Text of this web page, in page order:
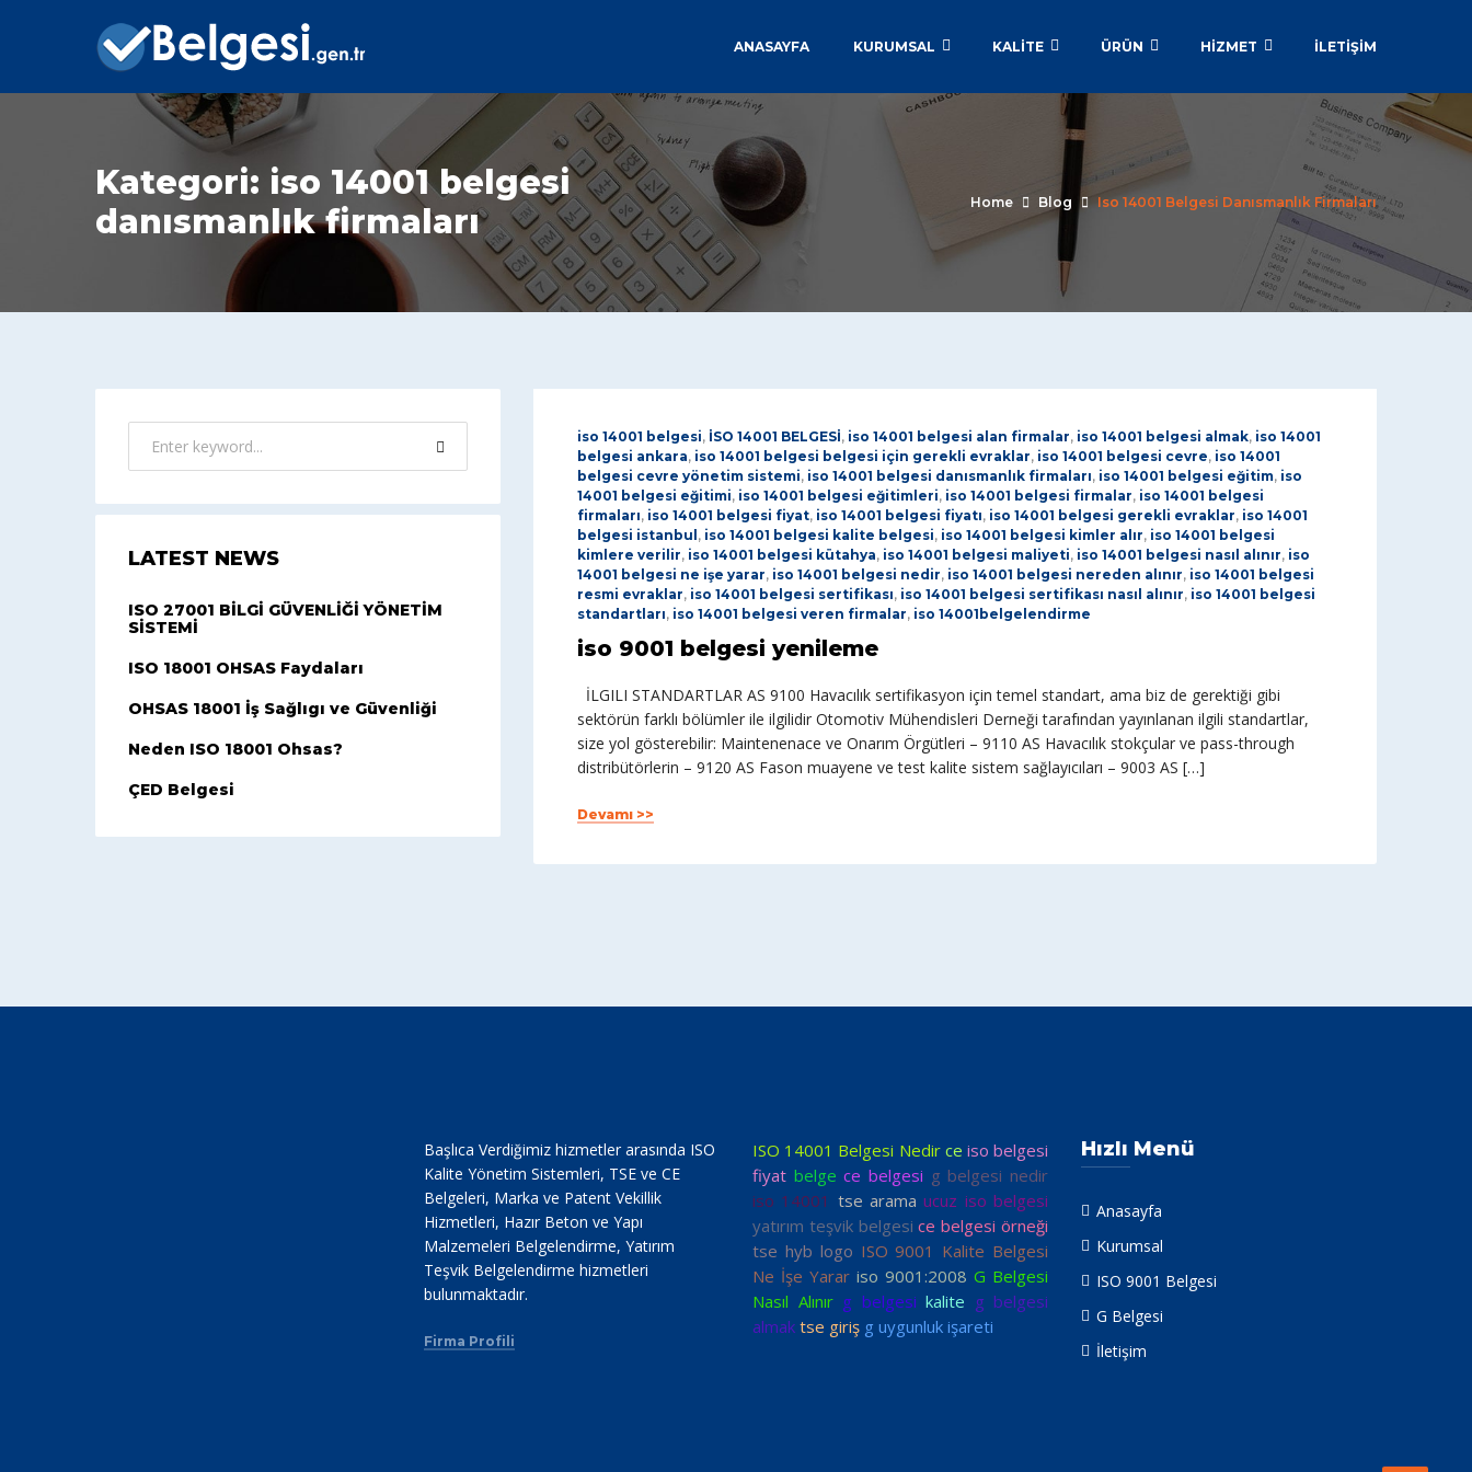
ANASAYFA KURUMSAL KALİTE ÜRÜN HİZMET İLETIŞIM
Kategori: iso 14001 belgesi
danısmanlık firmaları
Home Blog Iso 14001 Belgesi Danısmanlık Firmaları
iso 14001 belgesi, İSO 14001 BELGESİ, iso 14001 belgesi alan firmalar, iso 14001 belgesi almak, iso 14001
belgesi ankara, iso 14001 belgesi belgesi için gerekli evraklar, iso 14001 belgesi cevre, iso 14001
belgesi cevre yönetim sistemi, iso 14001 belgesi danısmanlık firmaları, iso 14001 belgesi eğitim, iso
14001 belgesi eğitimi, iso 14001 belgesi eğitimleri, iso 14001 belgesi firmalar, iso 14001 belgesi
firmaları, iso 14001 belgesi fiyat, iso 14001 belgesi fiyatı, iso 14001 belgesi gerekli evraklar, iso 14001
belgesi istanbul , iso 14001 belgesi kalite belgesi, iso 14001 belgesi kimler alır, iso 14001 belgesi
kimlere verilir, iso 14001 belgesi kütahya, iso 14001 belgesi maliyeti, iso 14001 belgesi nasıl alınır, iso
14001 belgesi ne işe yarar, iso 14001 belgesi nedir, iso 14001 belgesi nereden alınır, iso 14001 belgesi
resmi evraklar, iso 14001 belgesi sertifikası, iso 14001 belgesi sertifikası nasıl alınır, iso 14001 belgesi
standartları, iso 14001 belgesi veren firmalar, iso 14001belgelendirme
iso 9001 belgesi yenileme
İLGILI STANDARTLAR AS 9100 Havacılık sertifikasyon için temel standart, ama biz de gerektiği gibi
sektörün farklı bölümler ile ilgilidir Otomotiv Mühendisleri Derneği tarafından yayınlanan ilgili standartlar,
size yol gösterebilir: Maintenenace ve Onarım Örgütleri – 9110 AS Havacılık stokçular ve pass-through
distribütörlerin – 9120 AS Fason muayene ve test kalite sistem sağlayıcıları – 9003 AS […]
Devamı >>
LATEST NEWS
ISO 27001 BİLGİ GÜVENLİĞİ YÖNETİM
SİSTEMİ
ISO 18001 OHSAS Faydaları
OHSAS 18001 İş Sağlıgı ve Güvenliği
Neden ISO 18001 Ohsas?
ÇED Belgesi
Başlıca Verdiğimiz hizmetler arasında ISO
Kalite Yönetim Sistemleri, TSE ve CE
Belgeleri, Marka ve Patent Vekillik
Hizmetleri, Hazır Beton ve Yapı
Malzemeleri Belgelendirme, Yatırım
Teşvik Belgelendirme hizmetleri
bulunmaktadır.
Firma Profili
ISO 14001 Belgesi Nedir ce iso belgesi
fiyat belge ce belgesi g belgesi nedir
iso 14001 tse arama ucuz iso belgesi
yatırım teşvik belgesi ce belgesi örneği
tse hyb logo ISO 9001 Kalite Belgesi
Ne İşe Yarar iso 9001:2008 G Belgesi
Nasıl Alınır g belgesi kalite g belgesi
almak tse giriş g uygunluk işareti
Hızlı Menü
Anasayfa
Kurumsal
ISO 9001 Belgesi
G Belgesi
İletişim